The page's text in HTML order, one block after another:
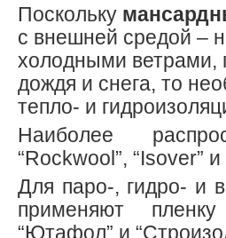
Поскольку
с внешней средой –
холодными ветрами,
дождя и снега, то
тепло- и
Наиболее
“Rockwool”, “Isover” и
Для паро-, гидро- и
применяют
“Ютафол” и